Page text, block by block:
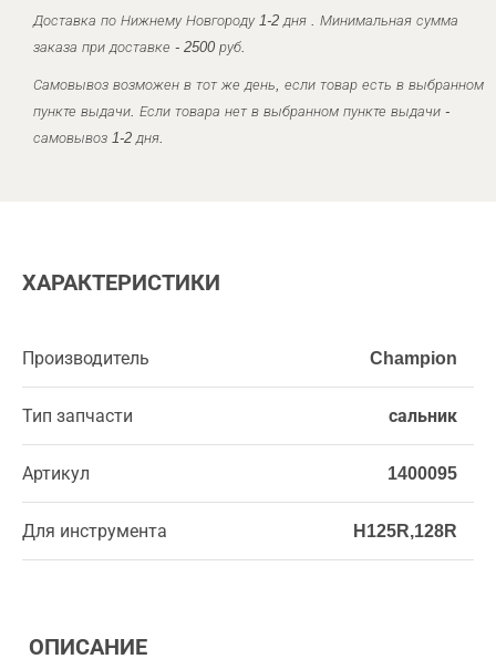
Доставка по Нижнему Новгороду 1-2 дня . Минимальная сумма
заказа при доставке - 2500 руб.
Самовывоз возможен в тот же день, если товар есть в выбранном
пункте выдачи. Если товара нет в выбранном пункте выдачи -
самовывоз 1-2 дня.
ХАРАКТЕРИСТИКИ
Производитель Champion
Тип запчасти сальник
Артикул 1400095
Для инструмента H125R,128R
ОПИСАНИЕ